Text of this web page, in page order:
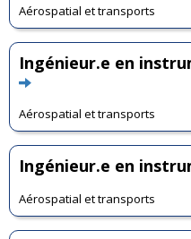
Aérospatial et transports
Ingénieur.e en
Aérospatial et transports
Ingénieur.e en
Aérospatial et transports